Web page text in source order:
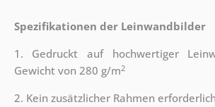
Spezifikationen der Leinwandbilder
1. Gedruckt auf hochwertiger
Gewicht von 280 g/m2
2. Kein zusätzlicher Rahmen erforderlich